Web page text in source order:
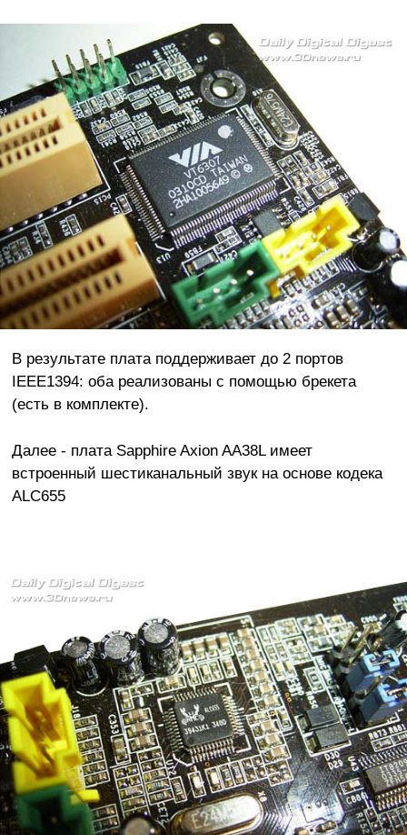
В результате плата поддерживает до 2 портов
IEEE1394: оба реализованы с помощью брекета
(есть в комплекте).
Далее - плата Sapphire Axion AA38L имеет
встроенный шестиканальный звук на основе кодека
ALC655